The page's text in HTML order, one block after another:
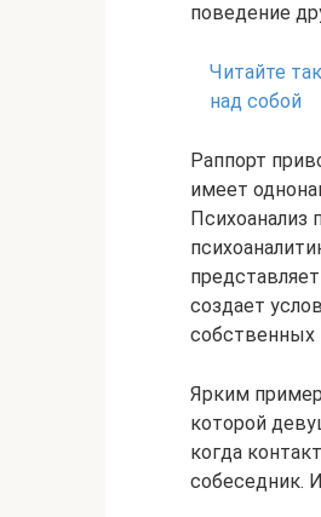
поведение
Читайте
над собой
Раппорт
имеет
Психоанализ
создает
собственных
Ярким
которой
когда
собеседник.